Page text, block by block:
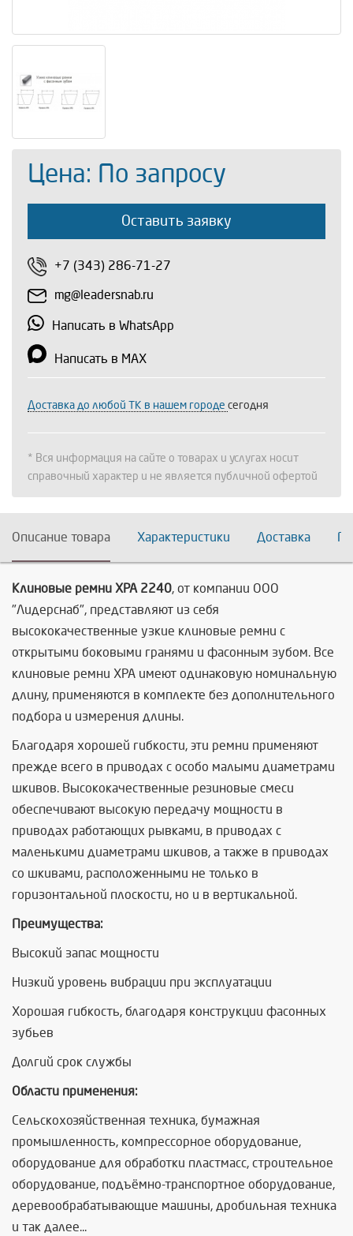
Цена: По запросу
Оставить заявку
+7 (343) 286-71-27
mg@leadersnab.ru
Написать в WhatsApp
Написать в MAX
Доставка до любой ТК в нашем городе сегодня
* Вся информация на сайте о товарах и услугах носит
справочный характер и не является публичной офертой
Описание товара Характеристики Доставка
Клиновые ремни XPA 2240, от компании ООО
"Лидерснаб", представляют из себя
высококачественные узкие клиновые ремни с
открытыми боковыми гранями и фасонным зубом. Все
клиновые ремни XPA имеют одинаковую номинальную
длину, применяются в комплекте без дополнительного
подбора и измерения длины.
Благодаря хорошей гибкости, эти ремни применяют
прежде всего в приводах с особо малыми диаметрами
шкивов. Высококачественные резиновые смеси
обеспечивают высокую передачу мощности в
приводах работающих рывками, в приводах с
маленькими диаметрами шкивов, а также в приводах
со шкивами, расположенными не только в
горизонтальной плоскости, но и в вертикальной.
Преимущества:
Высокий запас мощности
Низкий уровень вибрации при эксплуатации
Хорошая гибкость, благодаря конструкции фасонных
зубьев
Долгий срок службы
Области применения:
Сельскохозяйственная техника, бумажная
промышленность, компрессорное оборудование,
оборудование для обработки пластмасс, строительное
оборудование, подъёмно-транспортное оборудование,
деревообрабатывающие машины, дробильная техника
и так далее...